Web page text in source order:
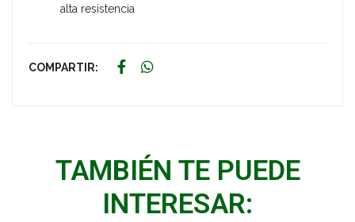
alta resistencia
COMPARTIR:
TAMBIÉN TE PUEDE
INTERESAR: